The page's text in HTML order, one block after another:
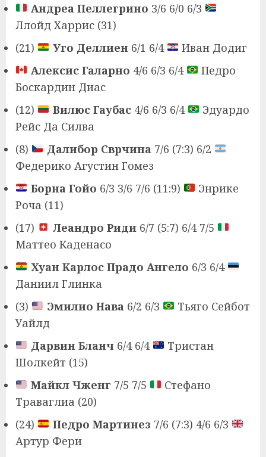
Андреа Пеллегрино 3/6 6/0 6/3
Ллойд Харрис (31)
(21)
Уго Деллиен6/1 6/4
Иван Додиг
Алексис Галарно 4/6 6/3 6/4
Педро
Боскардин Диас
(12)
Вилюс Гаубас4/6 6/3 6/4
Эдуардо
Рейс Да Силва
(8)
Далибор Сврчина 7/6 (7:3) 6/2
Федерико Агустин Гомез
Борна Гойо 6/3 3/6 7/6 (11:9)
Энрике
Роча (11)
(17)
Леандро Риди6/7 (5:7) 6/4 7/5
Маттео Каденасо
Хуан Карлос Прадо Ангело 6/3 6/4
Даниил Глинка
(3)
Эмилио Нава 6/2 6/3
Тьяго Сейбот
Уайлд
Дарвин Бланч6/4 6/4
Тристан
Шолкейт (15)
Майкл Чженг 7/5 7/5
Стефано
Траваглиа (20)
(24)
Педро Мартинез 7/6 (7:3) 4/6 6/3
Артур Фери